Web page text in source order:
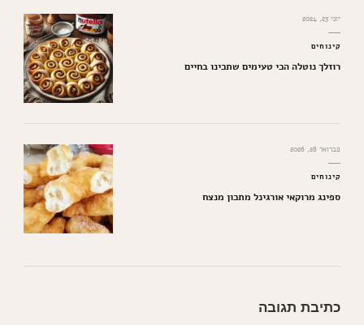
יוני 23, 2024
קינוחים
רוזלך נוטלה הכי טעימים שתכינו בחיים
פברואר 28, 2026
קינוחים
ספינג מרוקאי אורגינל מתכון מנצח
כתיבת תגובה